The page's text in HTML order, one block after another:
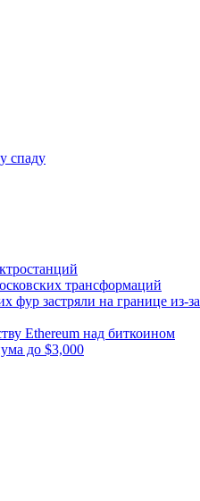
спаду
трансформаций
фур застряли на границе из-
Ethereum над биткоином
до $3,000